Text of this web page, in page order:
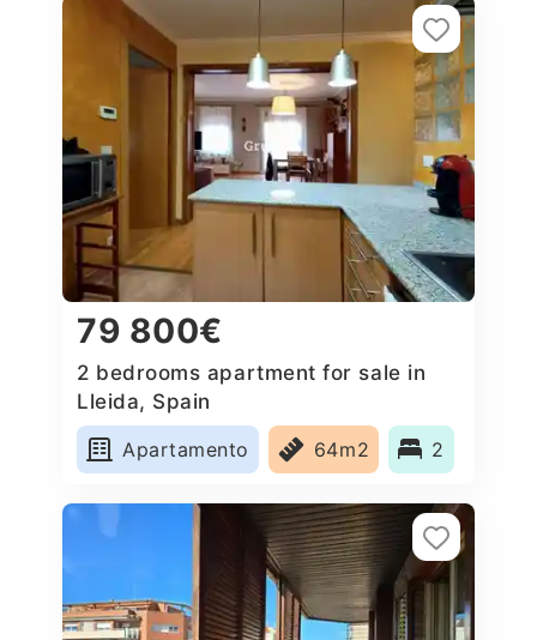
79 800€
2 bedrooms apartment for sale in
Lleida, Spain
Apartamento
64m2 2